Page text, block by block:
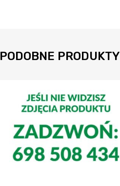
PODOBNE PRODUKTY